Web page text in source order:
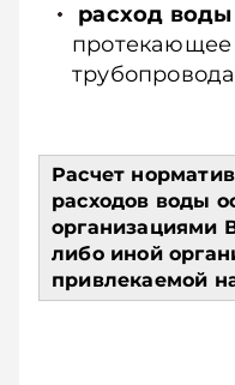
расход воды
протекающее
Расчет
расходов воды
организациями
либо иной
привлекаемой